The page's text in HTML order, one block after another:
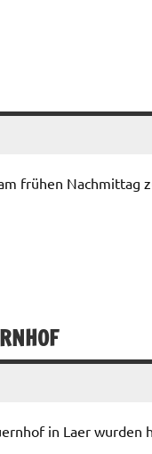
frühen
in Laer